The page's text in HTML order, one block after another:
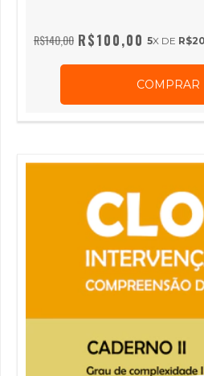
R$140,00 R$100,00 5X DE
COMPRAR